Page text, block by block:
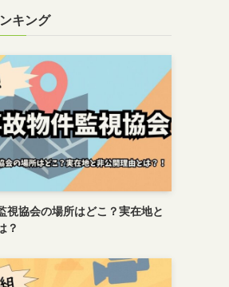
キング
視協会の場所はどこ？実在地と
？